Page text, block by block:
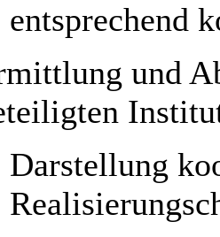
entsprechend
und
Darstellung